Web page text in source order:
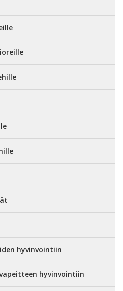
hyvinvointiin
hyvinvointiin